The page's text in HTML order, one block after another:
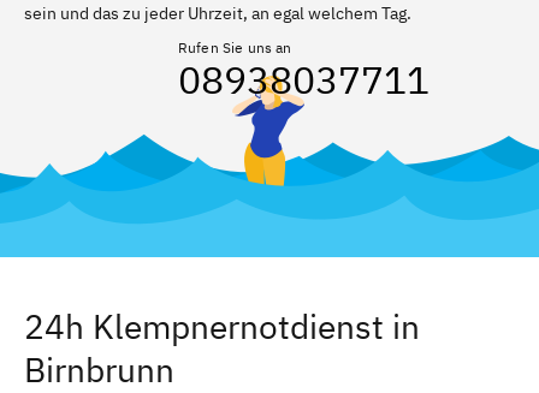
sein und das zu jeder Uhrzeit, an egal welchem Tag.
Rufen Sie uns an
08938037711
24h Klempnernotdienst in
Birnbrunn